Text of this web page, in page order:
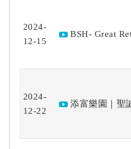
2024-
12-15
BSH- Great
2024-
12-22
添富樂園｜聖